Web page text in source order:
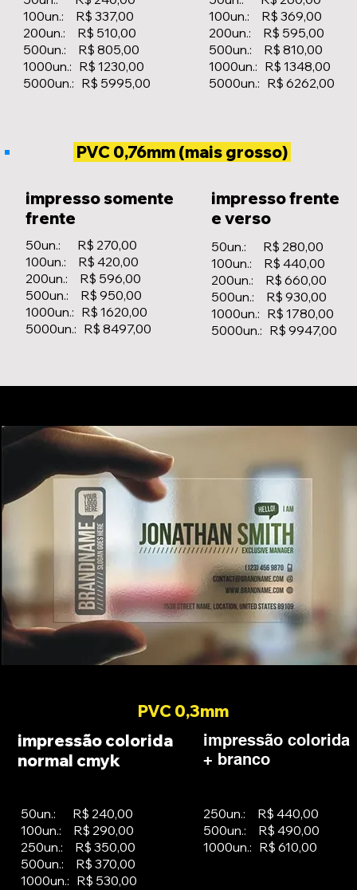
100un.: R$ 337,00
200un.: R$ 510,00
500un.: R$ 805,00
1000un.: R$ 1230,00
5000un.: R$ 5995,00
100un.: R$ 369,00
200un.: R$ 595,00
500un.: R$ 810,00
1000un.: R$ 1348,00
5000un.: R$ 6262,00
PVC 0,76mm (mais grosso)
impresso somente
frente
50un.: R$ 270,00
100un.: R$ 420,00
200un.: R$ 596,00
500un.: R$ 950,00
1000un.: R$ 1620,00
5000un.: R$ 8497,00
impresso frente
e verso
50un.: R$ 280,00
100un.: R$ 440,00
200un.: R$ 660,00
500un.: R$ 930,00
1000un.: R$ 1780,00
5000un.: R$ 9947,00
PVC 0,3mm
impressão colorida
normal cmyk
50un.: R$ 240,00
100un.: R$ 290,00
250un.: R$ 350,00
500un.: R$ 370,00
1000un.: R$ 530,00
impressão colorida
+ branco
250un.: R$ 440,00
500un.: R$ 490,00
1000un.: R$ 610,00